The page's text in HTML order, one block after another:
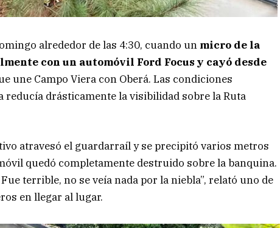
alrededor de las 4:30, cuando un micro de la
con un automóvil Ford Focus y cayó desde
une Campo Viera con Oberá. Las condiciones
reducía drásticamente la visibilidad sobre la Ruta
atravesó el guardarraíl y se precipitó varios metros
quedó completamente destruido sobre la banquina.
terrible, no se veía nada por la niebla”, relató uno de
en llegar al lugar.